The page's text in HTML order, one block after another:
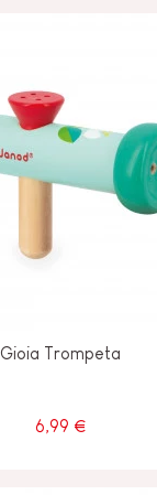
Gioia Trompeta
6,99 €